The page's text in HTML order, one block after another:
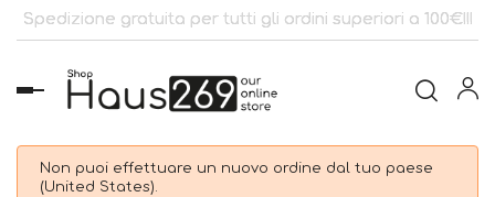
Spedizione gratuita per tutti gli ordini superiori a 100€!!!
navigazione
Non puoi effettuare un nuovo ordine dal tuo paese
(United States).